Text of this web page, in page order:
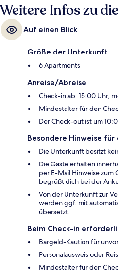
Weitere Infos zu
Auf einen Blick
Größe der Unterkunft
6 Apartments
Anreise/Abreise
Check-in ab: 15:00 Uhr,
Mindestalter für den
Der Check-out ist um
Besondere Hinweise für
Die Unterkunft besitzt
Die Gäste erhalten
per E-Mail Hinweise zum
begrüßt dich bei der
Von der Unterkunft zur
werden ggf. mit
übersetzt.
Beim Check-in
Bargeld-Kaution für
Personalausweis oder
Mindestalter für den